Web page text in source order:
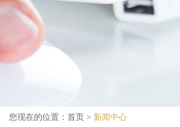
您现在的位置： 首页 > 新闻中心